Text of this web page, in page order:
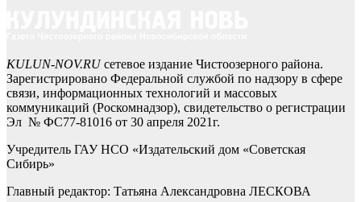
KULUN-NOV.RUсетевое издание Чистоозерного района.
Зарегистрировано Федеральной службой по надзору в сфере
связи, информационных технологий и массовых
коммуникаций (Роскомнадзор), свидетельство о регистрации
Эл № ФС77-81016 от 30 апреля 2021г.
Учредитель ГАУ НСО «Издательский дом «Советская
Сибирь»
Главный редактор: Татьяна Александровна ЛЕСКОВА